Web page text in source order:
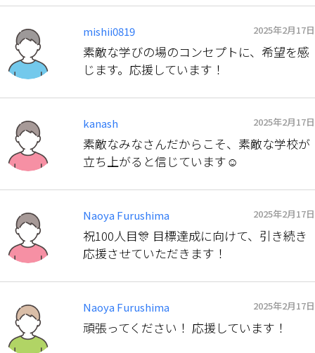
mishii0819 2025年2月17日
素敵な学びの場のコンセプトに、希望を感
じます。応援しています！
kanash 2025年2月17日
素敵なみなさんだからこそ、素敵な学校が
立ち上がると信じています☺️
Naoya Furushima 2025年2月17日
祝100人目🎊 目標達成に向けて、引き続き
応援させていただきます！
Naoya Furushima 2025年2月17日
頑張ってください！ 応援しています！